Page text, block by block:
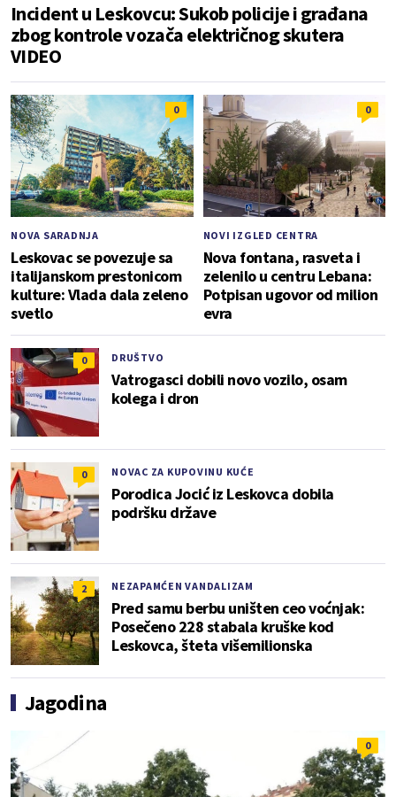
Incident u Leskovcu: Sukob policije i građana
zbog kontrole vozača električnog skutera
VIDEO
0
NOVA SARADNJA
Leskovac se povezuje sa
italijanskom prestonicom
kulture: Vlada dala zeleno
svetlo
0
NOVI IZGLED CENTRA
Nova fontana, rasveta i
zelenilo u centru Lebana:
Potpisan ugovor od milion
evra
0 DRUŠTVO
Vatrogasci dobili novo vozilo, osam
kolega i dron
0 NOVAC ZA KUPOVINU KUĆE
Porodica Jocić iz Leskovca dobila
podršku države
2 NEZAPAMĆEN VANDALIZAM
Pred samu berbu uništen ceo voćnjak:
Posečeno 228 stabala kruške kod
Leskovca, šteta višemilionska
Jagodina
0